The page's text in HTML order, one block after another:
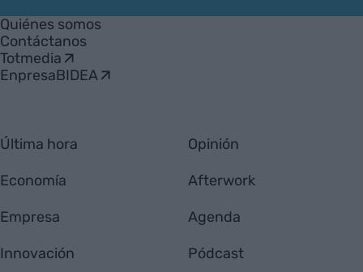
Empresa
Quiénes somos
Contáctanos
Totmedia
EnpresaBIDEA
Última hora
Economía
Empresa
Innovación
Opinión
Afterwork
Agenda
Pódcast